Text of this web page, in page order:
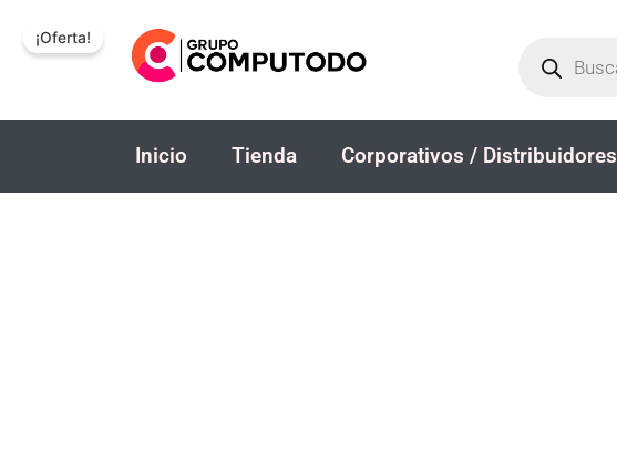
productos
Inicio Tienda Corporativos / Distribuidores
¡Oferta!